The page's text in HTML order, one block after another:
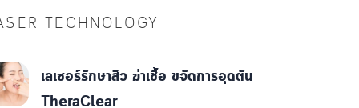
TECHNOLOGY
เลเซอร์รักษาสิว ฆ่าเชื้อ ขจัดการอุดตัน
TheraClear